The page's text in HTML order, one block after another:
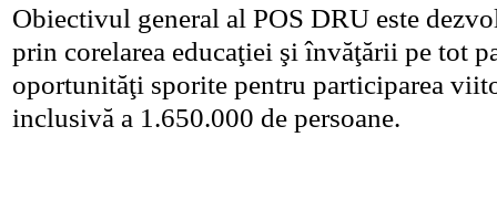
Obiectivul general al POS DRU este
prin corelarea educaţiei şi învăţării pe tot
oportunităţi sporite pentru participarea
inclusivă a 1.650.000 de persoane.